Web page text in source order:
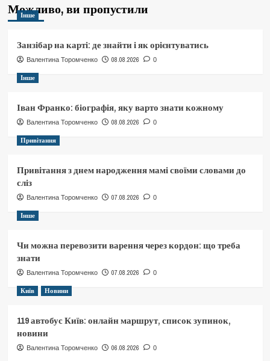
Можливо, ви пропустили
Інше
Занзібар на карті: де знайти і як орієнтуватись
Валентина Торомченко 08.08.2026 0
Інше
Іван Франко: біографія, яку варто знати кожному
Валентина Торомченко 08.08.2026 0
Привітання
Привітання з днем народження мамі своїми словами до
сліз
Валентина Торомченко 07.08.2026 0
Інше
Чи можна перевозити варення через кордон: що треба
знати
Валентина Торомченко 07.08.2026 0
Київ Новини
119 автобус Київ: онлайн маршрут, список зупинок,
новини
Валентина Торомченко 06.08.2026 0